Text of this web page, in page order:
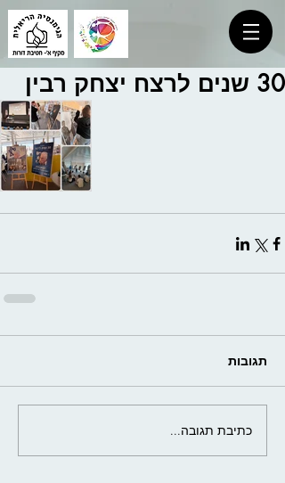
30 שנים לרצח יצחק רבין
תגובות
כתיבת תגובה...